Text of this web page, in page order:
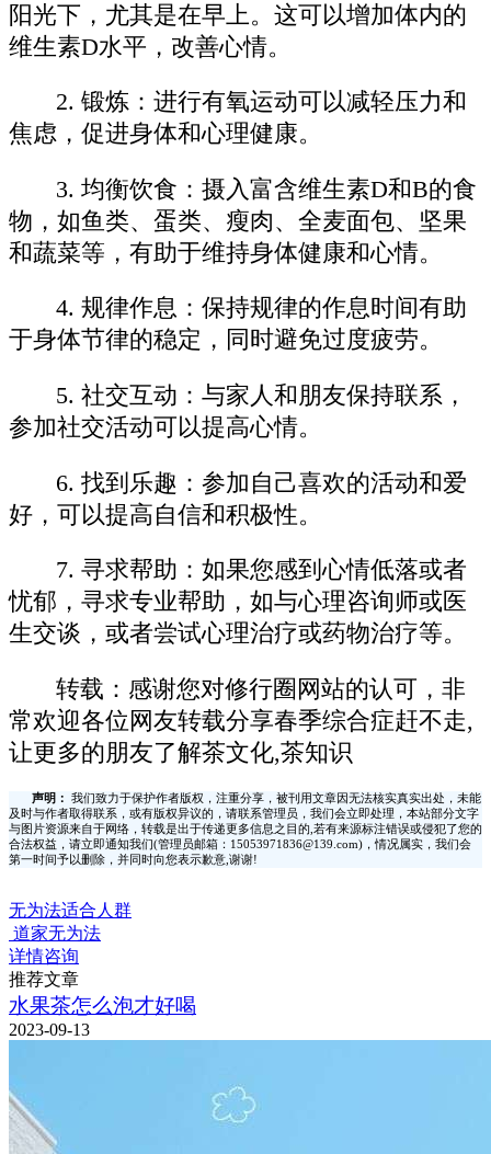
阳光下，尤其是在早上。这可以增加体内的
维生素D水平，改善心情。
2. 锻炼：进行有氧运动可以减轻压力和
焦虑，促进身体和心理健康。
3. 均衡饮食：摄入富含维生素D和B的食
物，如鱼类、蛋类、瘦肉、全麦面包、坚果
和蔬菜等，有助于维持身体健康和心情。
4. 规律作息：保持规律的作息时间有助
于身体节律的稳定，同时避免过度疲劳。
5. 社交互动：与家人和朋友保持联系，
参加社交活动可以提高心情。
6. 找到乐趣：参加自己喜欢的活动和爱
好，可以提高自信和积极性。
7. 寻求帮助：如果您感到心情低落或者
忧郁，寻求专业帮助，如与心理咨询师或医
生交谈，或者尝试心理治疗或药物治疗等。
转载：感谢您对修行圈网站的认可，非
常欢迎各位网友转载分享春季综合症赶不走,
让更多的朋友了解茶文化,茶知识
声明：
我们致力于保护作者版权，注重分享，被刊用文章因无法核实真实出处，未能
及时与作者取得联系，或有版权异议的，请联系管理员，我们会立即处理，本站部分文字
与图片资源来自于网络，转载是出于传递更多信息之目的,若有来源标注错误或侵犯了您的
合法权益，请立即通知我们(管理员邮箱：15053971836@139.com)，情况属实，我们会
第一时间予以删除，并同时向您表示歉意,谢谢!
无为法适合人群
道家无为法
详情咨询
推荐文章
水果茶怎么泡才好喝
2023-09-13